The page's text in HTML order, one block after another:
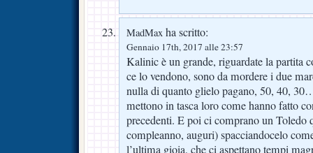
MadMax ha scritto:
Gennaio 17th, 2017 alle 23:57
Kalinic è un grande, riguardate la partita
ce lo vendono, sono da mordere i due
nulla di quanto glielo pagano, 50, 40,
mettono in tasca loro come hanno fatto
precedenti. E poi ci comprano un Toledo
compleanno, auguri) spacciandocelo
l’ultima gioia, che ci aspettano tempi